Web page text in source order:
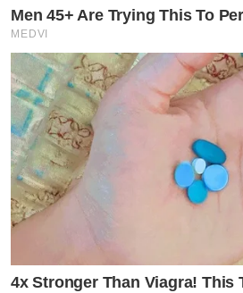
Men 45+ Are Trying This To
MEDVI
4x Stronger Than Viagra! This